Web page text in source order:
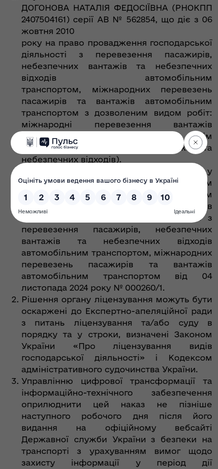
ДОГОНОВА НАТАЛІЯ ФЕДОСІЇВНА (РНОКПП
2407504161) серії АВ № 562854, що діє з 06
жовтня 2010
року на право провадження господарської
діяльності з перевезення пасажирів,
небезпечних вантажів та небезпечних
відходів автомобільним
транспортом, міжнародних перевезень
пасажирів та вантажів автомобільним
транспортом з дозволеним видом робіт:
міжнародні перевезення вантажів
вантажними автомобілями (крім
перевезення небезпечних вантажів та
небезпечних відходів).
Підстава: Акт про відмову ліцензіата у
проведенні перевірки органом
ліцензування за додержанням ліцензіатом
Ліцензійних умов
провадження господарської діяльності з
перевезення пасажирів, небезпечних
вантажів та небезпечних відходів
автомобільним транспортом, міжнародних
перевезень пасажирів та вантажів
автомобільним транспортом від 04
листопада 2024 року № 000260/1.
Рішення органу ліцензування можуть бути
оскаржені до Експертно-апеляційної ради
з питань ліцензування та/або суду в
порядку та у строки, визначені Законом
України «Про ліцензування видів
господарської діяльності» і Кодексом
адміністративного судочинства України.
Управлінню цифрової трансформації та
інформаційно-технічного забезпечення
оприлюднити цей наказ не пізніше
наступного робочого дня після його
видання на офіційному вебсайті
Державної служби України з безпеки на
транспорті з урахуванням вимог щодо
захисту інформації у період дії